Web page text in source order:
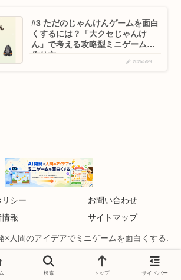
#3 ただのじゃんけんゲームを面白
くするには？「大クセじゃんけ
ん」で考える攻略型ミニゲームの
作り方
2026/5/29
シー
お問い合わせ
報
サイトマップ
人間のアイデアでミニゲームを面白くする.
検索 トップ サイドバー